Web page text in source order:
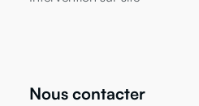
Nous contacter